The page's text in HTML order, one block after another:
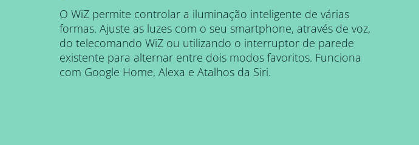
O WiZ permite controlar a iluminação inteligente de várias
formas. Ajuste as luzes com o seu smartphone, através de voz,
do telecomando WiZ ou utilizando o interruptor de parede
existente para alternar entre dois modos favoritos. Funciona
com Google Home, Alexa e Atalhos da Siri.